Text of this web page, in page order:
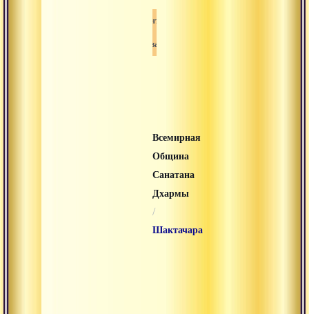
Тантра
Шиваизм
Всемирная
Община
Санатана
Дхармы
/
Шактачара